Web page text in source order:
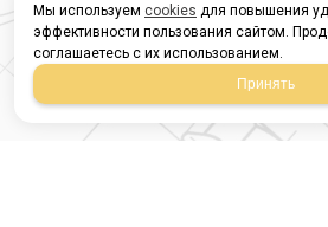
Мы используем cookies для повышения
эффективности пользования сайтом.
соглашаетесь с их использованием.
Принять